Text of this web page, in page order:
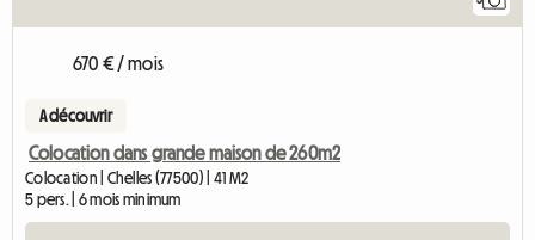
670 € / mois
A découvrir
Colocation dans grande maison de 260m2
Colocation | Chelles (77500) | 41 M2
5 pers. | 6 mois minimum